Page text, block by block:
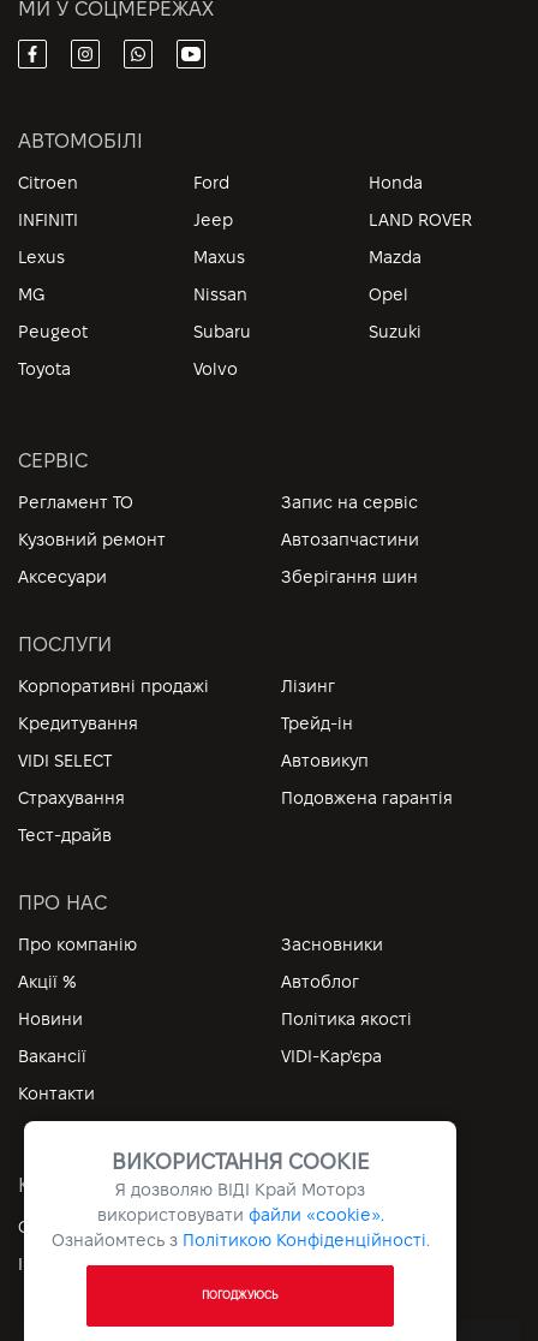
МИ У СОЦМЕРЕЖАХ
АВТОМОБІЛІ
Citroen Ford
Honda
INFINITI
Jeep
LAND ROVER
Lexus
Maxus
Mazda
MG
Nissan
Opel
Peugeot
Subaru
Suzuki
Toyota
Volvo
СЕРВІС
Регламент ТО
Запис на сервіс
Кузовний ремонт
Автозапчастини
Аксесуари
Зберігання шин
ПОСЛУГИ
Корпоративні продажі
Лізинг
Кредитування
Трейд-ін
VIDI SELECT
Автовикуп
Страхування
Подовжена гарантія
Тест-драйв
ПРО НАС
Про компанію
Засновники
Акції %
Автоблог
Новини
Політика якості
Вакансії
VIDI-Кар'єра
Контакти
КОРИСНІ ПОСИЛАННЯ
Особистий кабінет
Контакти
Інформація
Архів
ВИКОРИСТАННЯ COOKIE
Я дозволяю ВІДІ Край Моторз
використовувати файли «cookie».
Ознайомтесь з Політикою Конфіденційності.
ПОГОДЖУЮСЬ